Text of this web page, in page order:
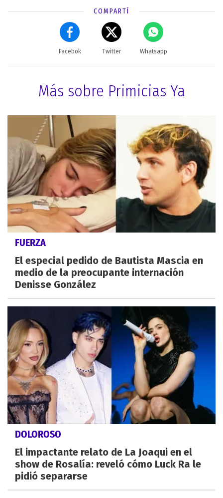
COMPARTÍ
Facebok Twitter Whatsapp
Más sobre Primicias Ya
FUERZA
El especial pedido de Bautista Mascia en
medio de la preocupante internación
Denisse González
DOLOROSO
El impactante relato de La Joaqui en el
show de Rosalía: reveló cómo Luck Ra le
pidió separarse